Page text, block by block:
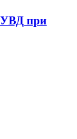
при